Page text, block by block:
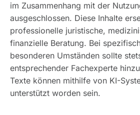
im Zusammenhang mit der
ausgeschlossen. Diese Inhalte
professionelle juristische,
finanzielle Beratung. Bei
besonderen Umständen sollte
entsprechender Fachexperte
Texte können mithilfe von KI-
unterstützt worden sein.